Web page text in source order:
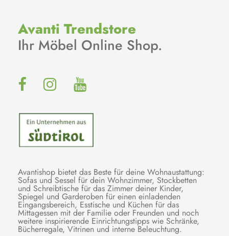
Avanti Trendstore
Ihr Möbel Online Shop.
Avantishop bietet das Beste für deine Wohnaustattung:
Sofas und Sessel für dein Wohnzimmer, Stockbetten
und Schreibtische für das Zimmer deiner Kinder,
Spiegel und Garderoben für einen einladenden
Eingangsbereich, Esstische und Küchen für das
Mittagessen mit der Familie oder Freunden und noch
weitere inspirierende Einrichtungstipps wie Schränke,
Bücherregale, Vitrinen und interne Beleuchtung.